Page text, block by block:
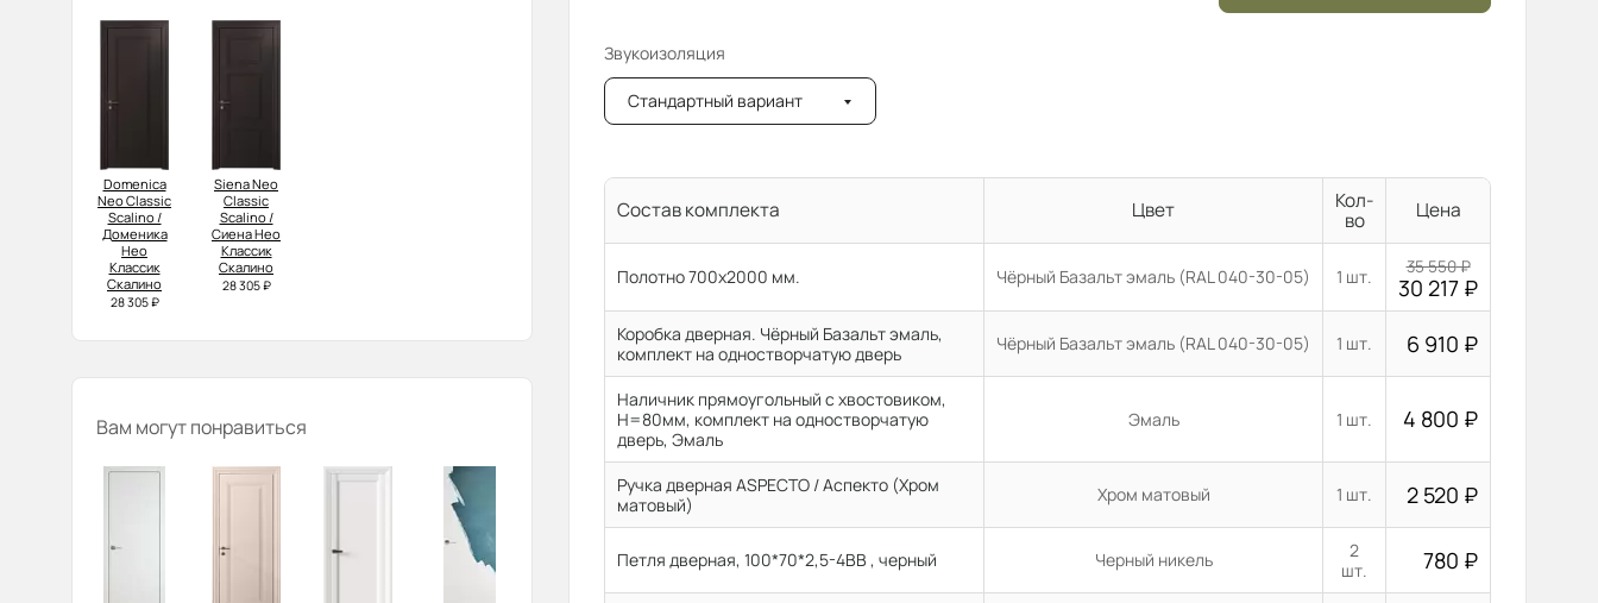
Domenica
Neo Classic
Scalino /
Доменика
Нео
Классик
Скалино
28 305 ₽
Siena Neo
Classic
Scalino /
Сиена Нео
Классик
Скалино
28 305 ₽
Вам могут понравиться
Звукоизоляция
Стандартный вариант
Состав комплекта Цвет
Кол-
во
Цена
Полотно 700x2000 мм. Чёрный Базальт эмаль (RAL 040-30-05) 1 шт. 35 550₽
30 217 ₽
Коробка дверная. Чёрный Базальт эмаль,
комплект на одностворчатую дверь
Чёрный Базальт эмаль (RAL 040-30-05) 1 шт. 6 910 ₽
Наличник прямоугольный с хвостовиком,
H=80мм, комплект на одностворчатую
дверь, Эмаль
Эмаль 1 шт. 4 800 ₽
Ручка дверная ASPECTO / Аспекто (Хром
матовый)
Хром матовый 1 шт. 2 520 ₽
Петля дверная, 100*70*2,5-4ВВ , черный Черный никель
2
шт.
780 ₽